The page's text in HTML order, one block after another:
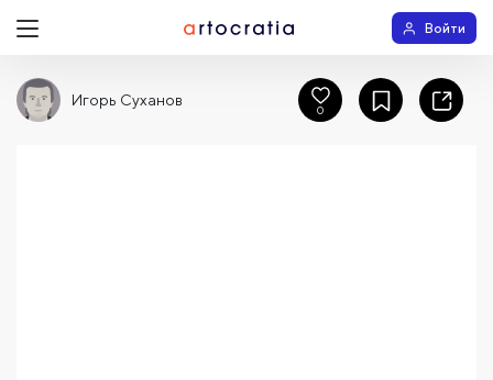
Войти
Игорь Суханов
0